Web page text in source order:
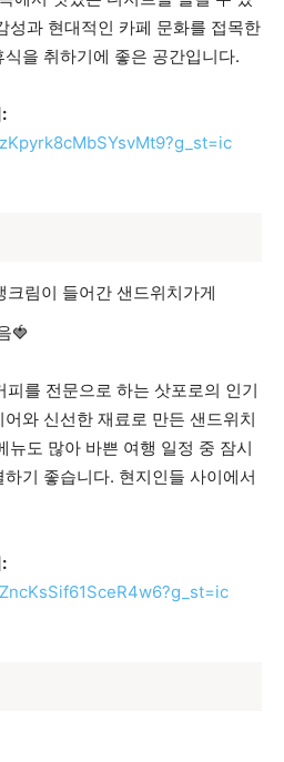
성과 현대적인 카페 문화를 접목한
을 취하기에 좋은 공간입니다.
림이 들어간 샌드위치가게
🍓
를 전문으로 하는 삿포로의 인기
와 신선한 재료로 만든 샌드위치
뉴도 많아 바쁜 여행 일정 중 잠시
기 좋습니다. 현지인들 사이에서